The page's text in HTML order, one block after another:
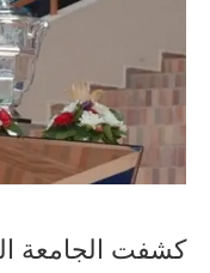
كشفت الجامعة